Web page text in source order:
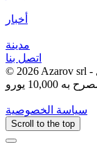
أخبار
مدينة
اتصل بنا
© 2026 Azarov srl - رقم ضريبة القيمة المضافة ورقم تسجيل
سياسة الخصوصية
Scroll to the top